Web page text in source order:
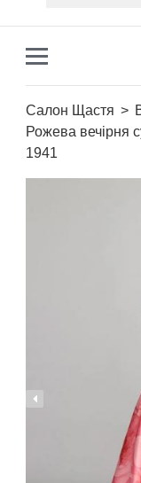
Салон Щастя
Рожева вечірня
1941